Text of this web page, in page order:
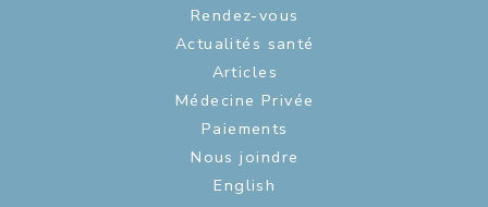
Rendez-vous
Actualités santé
Articles
Médecine Privée
Paiements
Nous joindre
English